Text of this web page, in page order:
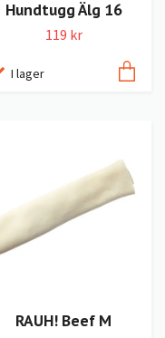
Hundtugg Älg 16
119 kr
I lager
RAUH! Beef M